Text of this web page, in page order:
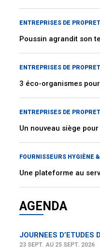
ENTREPRISES DE
Poussin agrandit son
ENTREPRISES DE
3 éco-organismes
ENTREPRISES DE
Un nouveau siège pour
FOURNISSEURS HYGIÈNE
Une plateforme au
AGENDA
JOURNEES D’ETUDES
23 SEPT. AU 25 SEPT. 2026